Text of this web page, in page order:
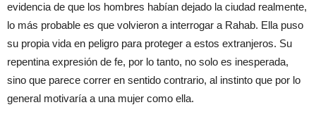
evidencia de que los hombres habían dejado la ciudad realmente,
lo más probable es que volvieron a interrogar a Rahab. Ella puso
su propia vida en peligro para proteger a estos extranjeros. Su
repentina expresión de fe, por lo tanto, no solo es inesperada,
sino que parece correr en sentido contrario, al instinto que por lo
general motivaría a una mujer como ella.